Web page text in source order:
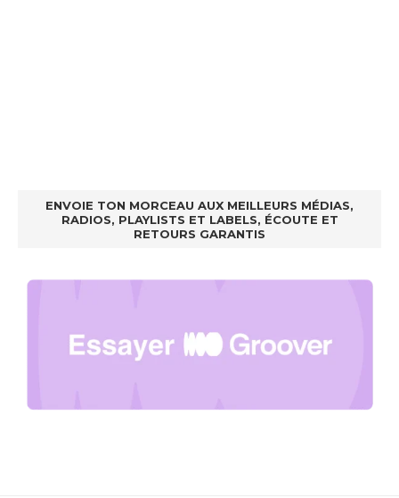
ENVOIE TON MORCEAU AUX MEILLEURS MÉDIAS,
RADIOS, PLAYLISTS ET LABELS, ÉCOUTE ET
RETOURS GARANTIS